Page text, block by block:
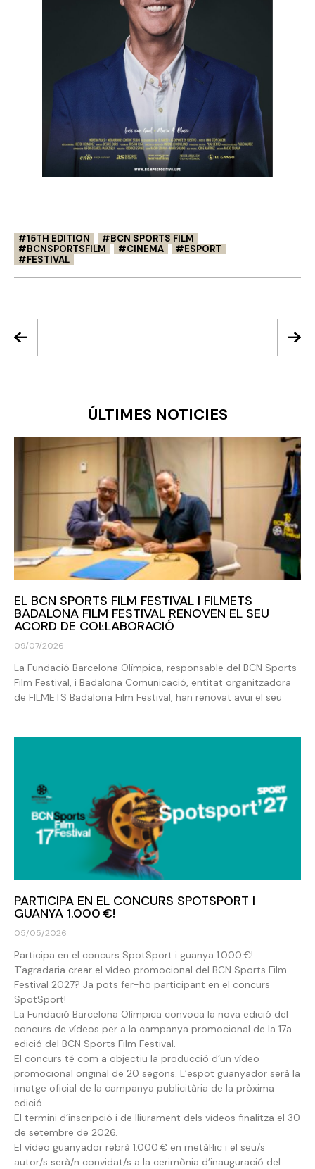
15TH EDITION
BCN SPORTS FILM
BCNSPORTSFILM
CINEMA
ESPORT
FESTIVAL
ÚLTIMES NOTICIES
EL BCN SPORTS FILM FESTIVAL I FILMETS
BADALONA FILM FESTIVAL RENOVEN EL SEU
ACORD DE COL·LABORACIÓ
09/07/2026
La Fundació Barcelona Olímpica, responsable del BCN Sports
Film Festival, i Badalona Comunicació, entitat organitzadora
de FILMETS Badalona Film Festival, han renovat avui el seu
PARTICIPA EN EL CONCURS SPOTSPORT I
GUANYA 1.000 €!
05/05/2026
Participa en el concurs SpotSport i guanya 1.000 €!
T’agradaria crear el vídeo promocional del BCN Sports Film
Festival 2027? Ja pots fer-ho participant en el concurs
SpotSport!
La Fundació Barcelona Olímpica convoca la nova edició del
concurs de vídeos per a la campanya promocional de la 17a
edició del BCN Sports Film Festival.
El concurs té com a objectiu la producció d’un vídeo
promocional original de 20 segons. L’espot guanyador serà la
imatge oficial de la campanya publicitària de la pròxima
edició.
El termini d’inscripció i de lliurament dels vídeos finalitza el 30
de setembre de 2026.
El vídeo guanyador rebrà 1.000 € en metàl·lic i el seu/s
autor/s serà/n convidat/s a la cerimònia d’inauguració del